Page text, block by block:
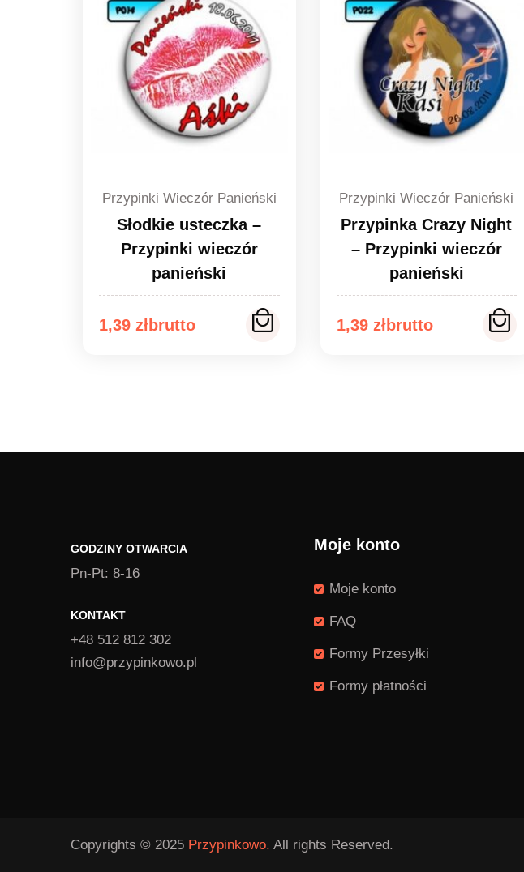
Przypinki Wieczór Panieński
Słodkie usteczka –
Przypinki wieczór
panieński
1,39 zł
Zakres
Przypinki Wieczór Panieński
Przypinka Crazy Night
– Przypinki wieczór
panieński
1,39 zł
Zakres
GODZINY OTWARCIA
Pn-Pt: 8-16
KONTAKT
+48 512 812 302
info@przypinkowo.pl
Moje konto
Moje konto
FAQ
Formy Przesyłki
Formy płatności
Copyrights © 2025 Przypinkowo. All rights Reserved.